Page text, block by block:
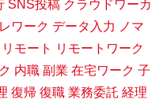
SNS投稿 クラウドワーカ
ワーク データ入力 ノマ
リモート
リモートワーク
内職 副業 在宅ワーク 子
復帰 復職 業務委託 経理